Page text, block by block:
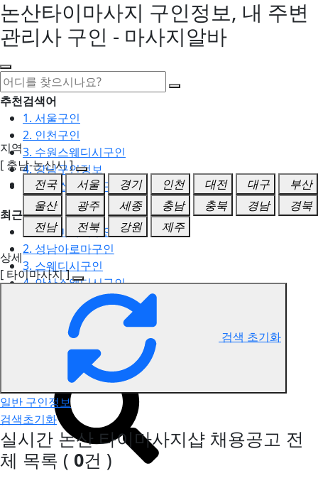
논산타이마사지 구인정보, 내 주변
관리사 구인 - 마사지알바
추천검색어
1. 서울구인
2. 인천구인
3. 수원스웨디시구인
4. 강남구인정보
5. 동탄스웨디시구인
최근검색어
1. 일산마사지구인
2. 성남아로마구인
3. 스웨디시구인
4. 안산스웨디시구인
5. 아로마구인
논산 타이마사지 구인정보
지역
[ 충남-논산시 ]
전국
서울 경기 인천 대전 대구
부산
울산
광주 세종 충남 충북 경남
경북
전남
전북 강원
제주
상세
[ 타이마사지 ]
검색 초기화
일반 구인정보
검색초기화
실시간 논산 타이마사지샵 채용공고 전
체 목록 ( 0건 )